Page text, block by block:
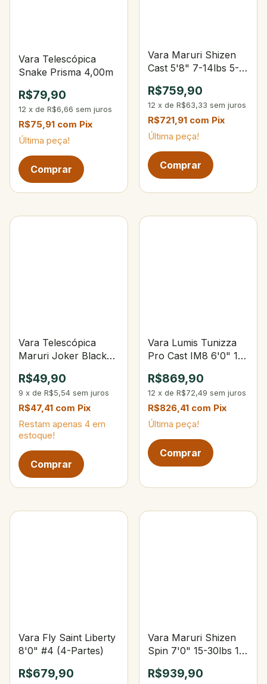
Vara Telescópica
Snake Prisma 4,00m
R$79,90
12 x de R$6,66 sem juros
R$75,91 com Pix
Última peça!
Vara Maruri Shizen
Cast 5'8" 7-14lbs 5-
R$759,90
12 x de R$63,33 sem juros
R$721,91 com Pix
Última peça!
Vara Telescópica
Maruri Joker Black
R$49,90
9 x de R$5,54 sem juros
R$47,41 com Pix
Restam apenas 4 em
estoque!
Vara Lumis Tunizza
Pro Cast IM8 6'0" 15-
R$869,90
12 x de R$72,49 sem juros
R$826,41 com Pix
Última peça!
Vara Fly Saint Liberty
8'0" #4 (4-Partes)
R$679,90
Vara Maruri Shizen
Spin 7'0" 15-30lbs 15-
R$939,90